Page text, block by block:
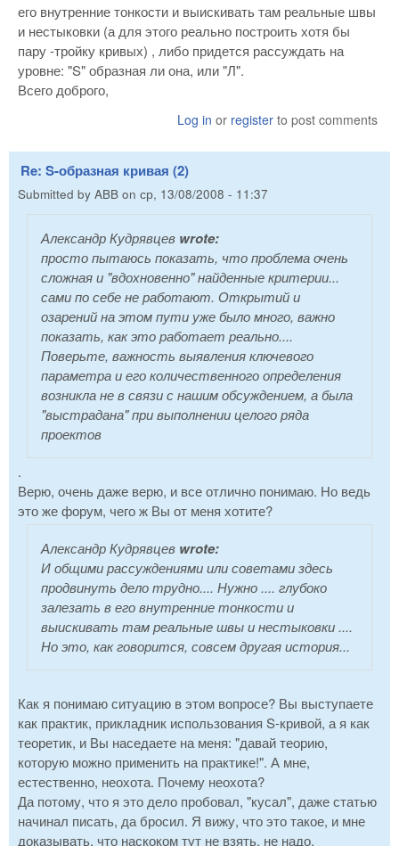
его внутренние тонкости и выискивать там реальные швы
и нестыковки (а для этого реально построить хотя бы
пару -тройку кривых) , либо придется рассуждать на
уровне: "S" образная ли она, или "Л".
Всего доброго,
Log in or register to post comments
Re: S-образная кривая (2)
Submitted by ABB on ср, 13/08/2008 - 11:37
Александр Кудрявцев wrote:
просто пытаюсь показать, что проблема очень
сложная и "вдохновенно" найденные критерии...
сами по себе не работают. Открытий и
озарений на этом пути уже было много, важно
показать, как это работает реально....
Поверьте, важность выявления ключевого
параметра и его количественного определения
возникла не в связи с нашим обсуждением, а была
"выстрадана" при выполнении целого ряда
проектов
.
Верю, очень даже верю, и все отлично понимаю. Но ведь
это же форум, чего ж Вы от меня хотите?
Александр Кудрявцев wrote:
И общими рассуждениями или советами здесь
продвинуть дело трудно.... Нужно .... глубоко
залезать в его внутренние тонкости и
выискивать там реальные швы и нестыковки ....
Но это, как говорится, совсем другая история...
Как я понимаю ситуацию в этом вопросе? Вы выступаете
как практик, прикладник использования S-кривой, а я как
теоретик, и Вы наседаете на меня: "давай теорию,
которую можно применить на практике!". А мне,
естественно, неохота. Почему неохота?
Да потому, что я это дело пробовал, "кусал", даже статью
начинал писать, да бросил. Я вижу, что это такое, и мне
доказывать, что наскоком тут не взять, не надо.